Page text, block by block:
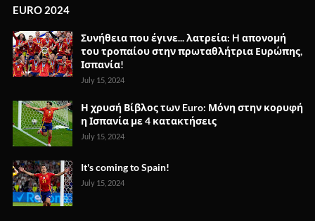
EURO 2024
Συνήθεια που έγινε... λατρεία: H απονομή
του τροπαίου στην πρωταθλήτρια Ευρώπης,
Ισπανία!
July 15, 2024
Η χρυσή Βίβλος των Euro: Μόνη στην κορυφή
η Ισπανία με 4 κατακτήσεις
July 15, 2024
It's coming to Spain!
July 15, 2024